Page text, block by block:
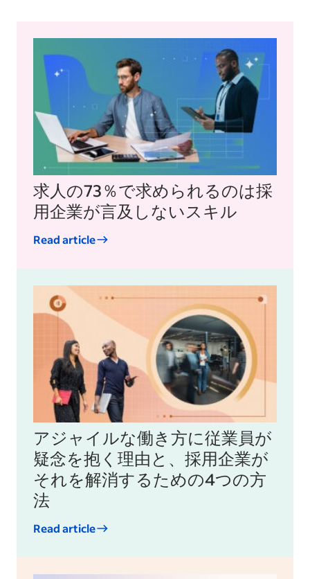
求人の73％で求められるのは採
用企業が言及しないスキル
Read article
アジャイルな働き方に従業員が
疑念を抱く理由と、採用企業が
それを解消するための4つの方
法
Read article